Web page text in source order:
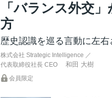
「バランス外交
方
歴史認識を巡る言動に左右
株式会社 Strategic Intelligence ／
代表取締役社長 CEO
和田 大樹
会員限定